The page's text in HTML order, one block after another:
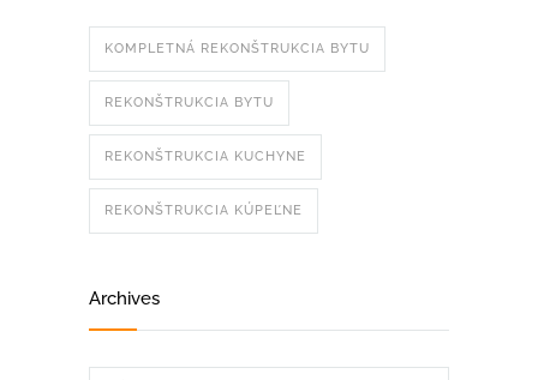
KOMPLETNÁ REKONŠTRUKCIA BYTU
REKONŠTRUKCIA BYTU
REKONŠTRUKCIA KUCHYNE
REKONŠTRUKCIA KÚPEĽNE
Archives